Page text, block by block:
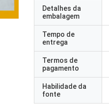
Detalhes da
embalagem
Tempo de
entrega
Termos de
pagamento
Habilidade da
fonte